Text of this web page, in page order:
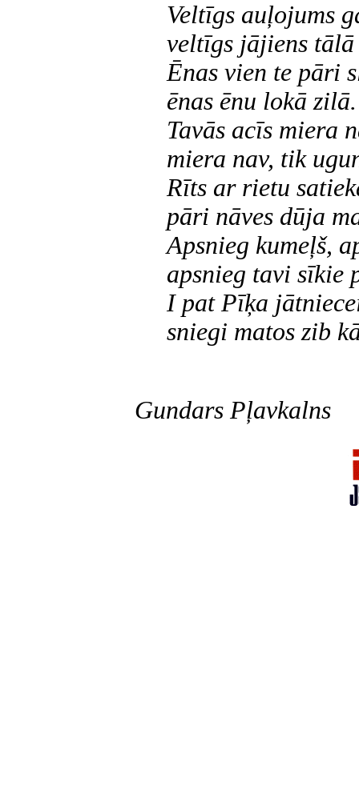
Veltīgs auļojums
veltīgs jājiens
Ēnas vien te pāri
ēnas ēnu lokā zilā.
Tavās acīs miera
miera nav, tik
Rīts ar rietu
pāri nāves dūja
Apsnieg kumeļš,
apsnieg tavi sīkie
I pat Pīķa
sniegi matos zib
Gundars Pļavkalns